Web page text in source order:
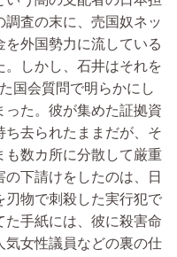
査の末に、売国奴ネッ
を外国勢力に流している
。しかし、石井はそれを
国会質問で明らかにし
った。彼が集めた証拠資
去られたままだが、そ
も数カ所に分散して厳重
下請けをしたのは、日
刃物で刺殺した実行犯で
た手紙には、彼に殺害命
気女性議員などの裏の仕